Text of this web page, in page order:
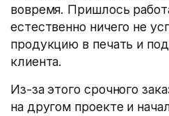
вовремя. Пришлось
естественно ничего не
продукцию в печать и
клиента.
Из-за этого срочного
на другом проекте и